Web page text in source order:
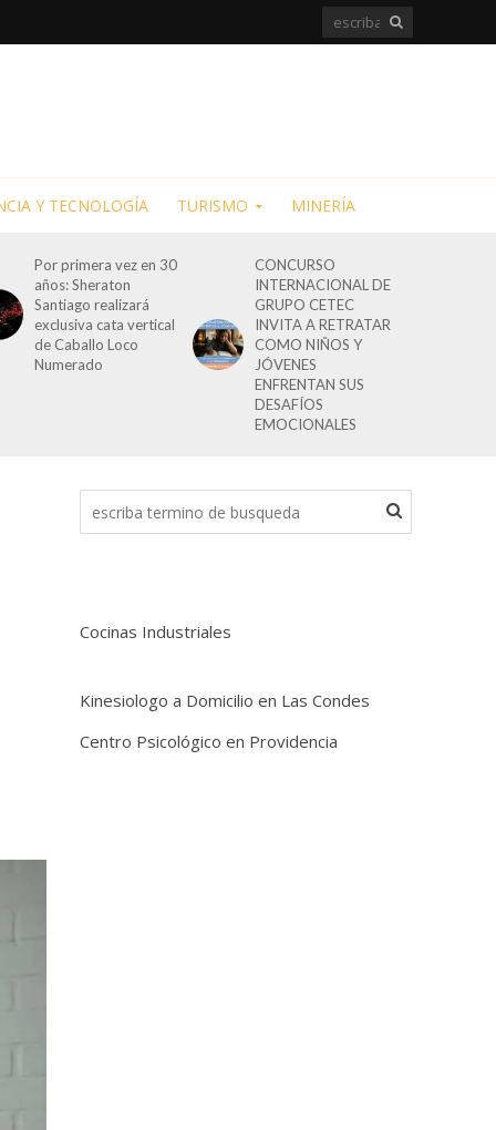
Y TECNOLOGÍA TURISMO MINERÍA
Por primera vez en 30
años: Sheraton
Santiago realizará
exclusiva cata vertical
de Caballo Loco
Numerado
CONCURSO
INTERNACIONAL DE
GRUPO CETEC
INVITA A RETRATAR
COMO NIÑOS Y
JÓVENES
ENFRENTAN SUS
DESAFÍOS
EMOCIONALES
Cocinas Industriales
Kinesiologo a Domicilio en Las Condes
Centro Psicológico en Providencia